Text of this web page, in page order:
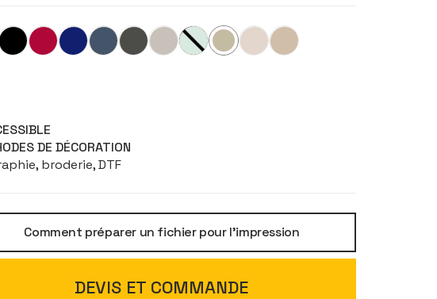
DE DÉCORATION
broderie, DTF
Comment préparer un fichier pour l'impression
DEVIS ET COMMANDE